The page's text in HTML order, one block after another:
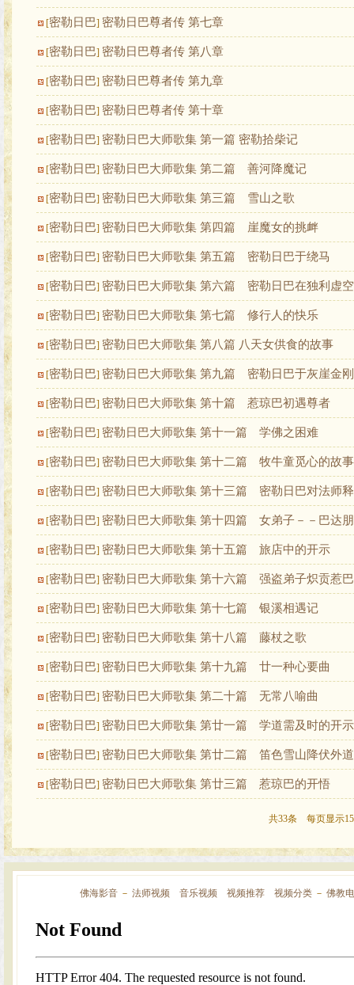
[密勒日巴] 密勒日巴尊者传 第七章
[密勒日巴] 密勒日巴尊者传 第八章
[密勒日巴] 密勒日巴尊者传 第九章
[密勒日巴] 密勒日巴尊者传 第十章
[密勒日巴] 密勒日巴大师歌集 第一篇 密勒拾柴记
[密勒日巴] 密勒日巴大师歌集 第二篇 善河降魔记
[密勒日巴] 密勒日巴大师歌集 第三篇 雪山之歌
[密勒日巴] 密勒日巴大师歌集 第四篇 崖魔女的挑衅
[密勒日巴] 密勒日巴大师歌集 第五篇 密勒日巴于绕马
[密勒日巴] 密勒日巴大师歌集 第六篇 密勒日巴在独利虚
[密勒日巴] 密勒日巴大师歌集 第七篇 修行人的快乐
[密勒日巴] 密勒日巴大师歌集 第八篇 八天女供食的故事
[密勒日巴] 密勒日巴大师歌集 第九篇 密勒日巴于灰崖金
[密勒日巴] 密勒日巴大师歌集 第十篇 惹琼巴初遇尊者
[密勒日巴] 密勒日巴大师歌集 第十一篇 学佛之困难
[密勒日巴] 密勒日巴大师歌集 第十二篇 牧牛童觅心的故事
[密勒日巴] 密勒日巴大师歌集 第十三篇 密勒日巴对法师
[密勒日巴] 密勒日巴大师歌集 第十四篇 女弟子－－巴达
[密勒日巴] 密勒日巴大师歌集 第十五篇 旅店中的开示
[密勒日巴] 密勒日巴大师歌集 第十六篇 强盗弟子炽贡惹巴
[密勒日巴] 密勒日巴大师歌集 第十七篇 银溪相遇记
[密勒日巴] 密勒日巴大师歌集 第十八篇 藤杖之歌
[密勒日巴] 密勒日巴大师歌集 第十九篇 廿一种心要曲
[密勒日巴] 密勒日巴大师歌集 第二十篇 无常八喻曲
[密勒日巴] 密勒日巴大师歌集 第廿一篇 学道需及时的开示
[密勒日巴] 密勒日巴大师歌集 第廿二篇 笛色雪山降伏外
[密勒日巴] 密勒日巴大师歌集 第廿三篇 惹琼巴的开悟
共33条 每页显示
佛海影音 － 法师视频 音乐视频 视频推荐 视频分类 － 佛教